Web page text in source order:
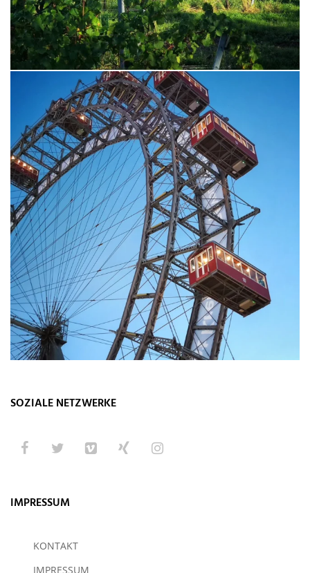
SOZIALE NETZWERKE
IMPRESSUM
KONTAKT
IMPRESSUM